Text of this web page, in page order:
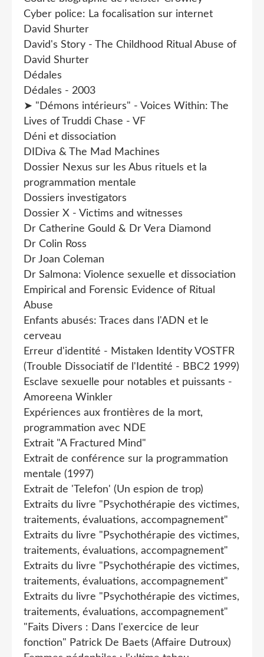
Cyber police: La focalisation sur internet
David Shurter
David's Story - The Childhood Ritual Abuse of
David Shurter
Dédales
Dédales - 2003
➤ "Démons intérieurs" - Voices Within: The
Lives of Truddi Chase - VF
Déni et dissociation
DIDiva & The Mad Machines
Dossier Nexus sur les Abus rituels et la
programmation mentale
Dossiers investigators
Dossier X - Victims and witnesses
Dr Catherine Gould & Dr Vera Diamond
Dr Colin Ross
Dr Joan Coleman
Dr Salmona: Violence sexuelle et dissociation
Empirical and Forensic Evidence of Ritual
Abuse
Enfants abusés: Traces dans l'ADN et le
cerveau
Erreur d'identité - Mistaken Identity VOSTFR
(Trouble Dissociatif de l'Identité - BBC2 1999)
Esclave sexuelle pour notables et puissants -
Amoreena Winkler
Expériences aux frontières de la mort,
programmation avec NDE
Extrait "A Fractured Mind"
Extrait de conférence sur la programmation
mentale (1997)
Extrait de 'Telefon' (Un espion de trop)
Extraits du livre "Psychothérapie des victimes,
traitements, évaluations, accompagnement"
Extraits du livre "Psychothérapie des victimes,
traitements, évaluations, accompagnement"
Extraits du livre "Psychothérapie des victimes,
traitements, évaluations, accompagnement"
Extraits du livre "Psychothérapie des victimes,
traitements, évaluations, accompagnement"
"Faits Divers : Dans l'exercice de leur
fonction" Patrick De Baets (Affaire Dutroux)